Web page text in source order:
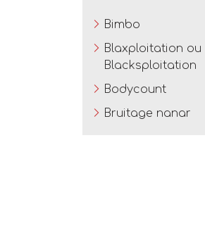
Bimbo
Blaxploitation ou
Blacksploitation
Bodycount
Bruitage nanar